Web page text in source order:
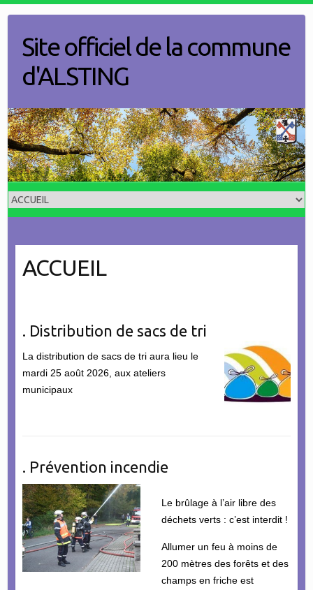
contentSite officiel de la commune
d'ALSTING
ACCUEIL
. Distribution de sacs de tri
La distribution de sacs de tri aura lieu le
mardi 25 août 2026, aux ateliers
municipaux
. Prévention incendie
Le brûlage à l’air libre des
déchets verts : c’est interdit !
Allumer un feu à moins de
200 mètres des forêts et des
champs en friche est